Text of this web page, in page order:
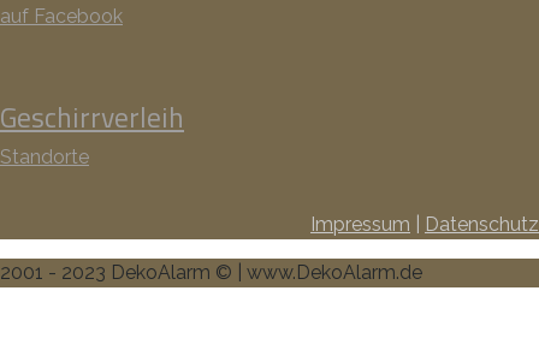
auf Facebook
Geschirrverleih
Standorte
Impressum Datenschutz
2001 - 2023 DekoAlarm © | www.DekoAlarm.de